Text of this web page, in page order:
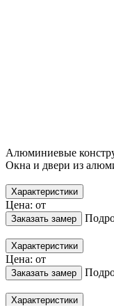
Алюминиевые
Окна и двери из
Характеристики
Цена: от
Заказать замер
Характеристики
Цена: от
Заказать замер
Характеристики